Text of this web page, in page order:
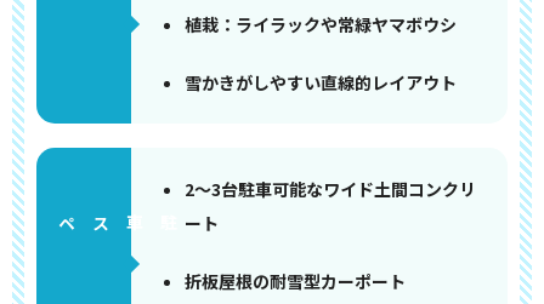
植栽：ライラックや常緑ヤマボウシ
雪かきがしやすい直線的レイアウト
2～3台駐車可能なワイド土間コンクリ
ート
折板屋根の耐雪型カーポート